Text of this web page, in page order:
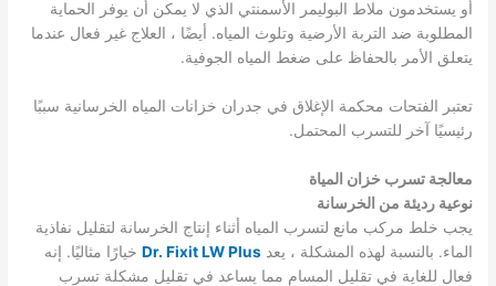
أو يستخدمون ملاط ​​البوليمر الأسمنتي الذي لا يمكن أن يوفر الحماية
المطلوبة ضد التربة الأرضية وتلوث المياه. أيضًا ، العلاج غير فعال عندما
يتعلق الأمر بالحفاظ على ضغط المياه الجوفية.
تعتبر الفتحات محكمة الإغلاق في جدران خزانات المياه الخرسانية سببًا
رئيسيًا آخر للتسرب المحتمل.
معالجة تسرب خزان المياة
نوعية رديئة من الخرسانة
يجب خلط مركب مانع لتسرب المياه أثناء إنتاج الخرسانة لتقليل نفاذية
الماء. بالنسبة لهذه المشكلة ، يعدDr. Fixit LW Plus خيارًا مثاليًا. إنه
فعال للغاية في تقليل المسام مما يساعد في تقليل مشكلة تسرب